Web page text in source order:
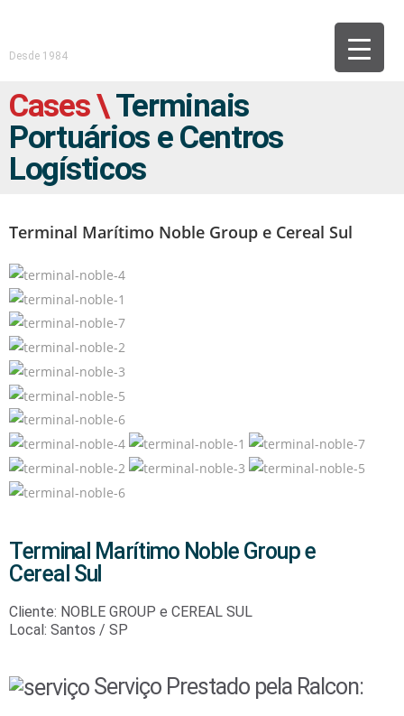
Desde 1984
Cases \Terminais
Portuários e Centros
Logísticos
Terminal Marítimo Noble Group e Cereal Sul
Terminal Marítimo Noble Group e
Cereal Sul
Cliente: NOBLE GROUP e CEREAL SUL
Local: Santos / SP
Serviço Prestado pela Ralcon: